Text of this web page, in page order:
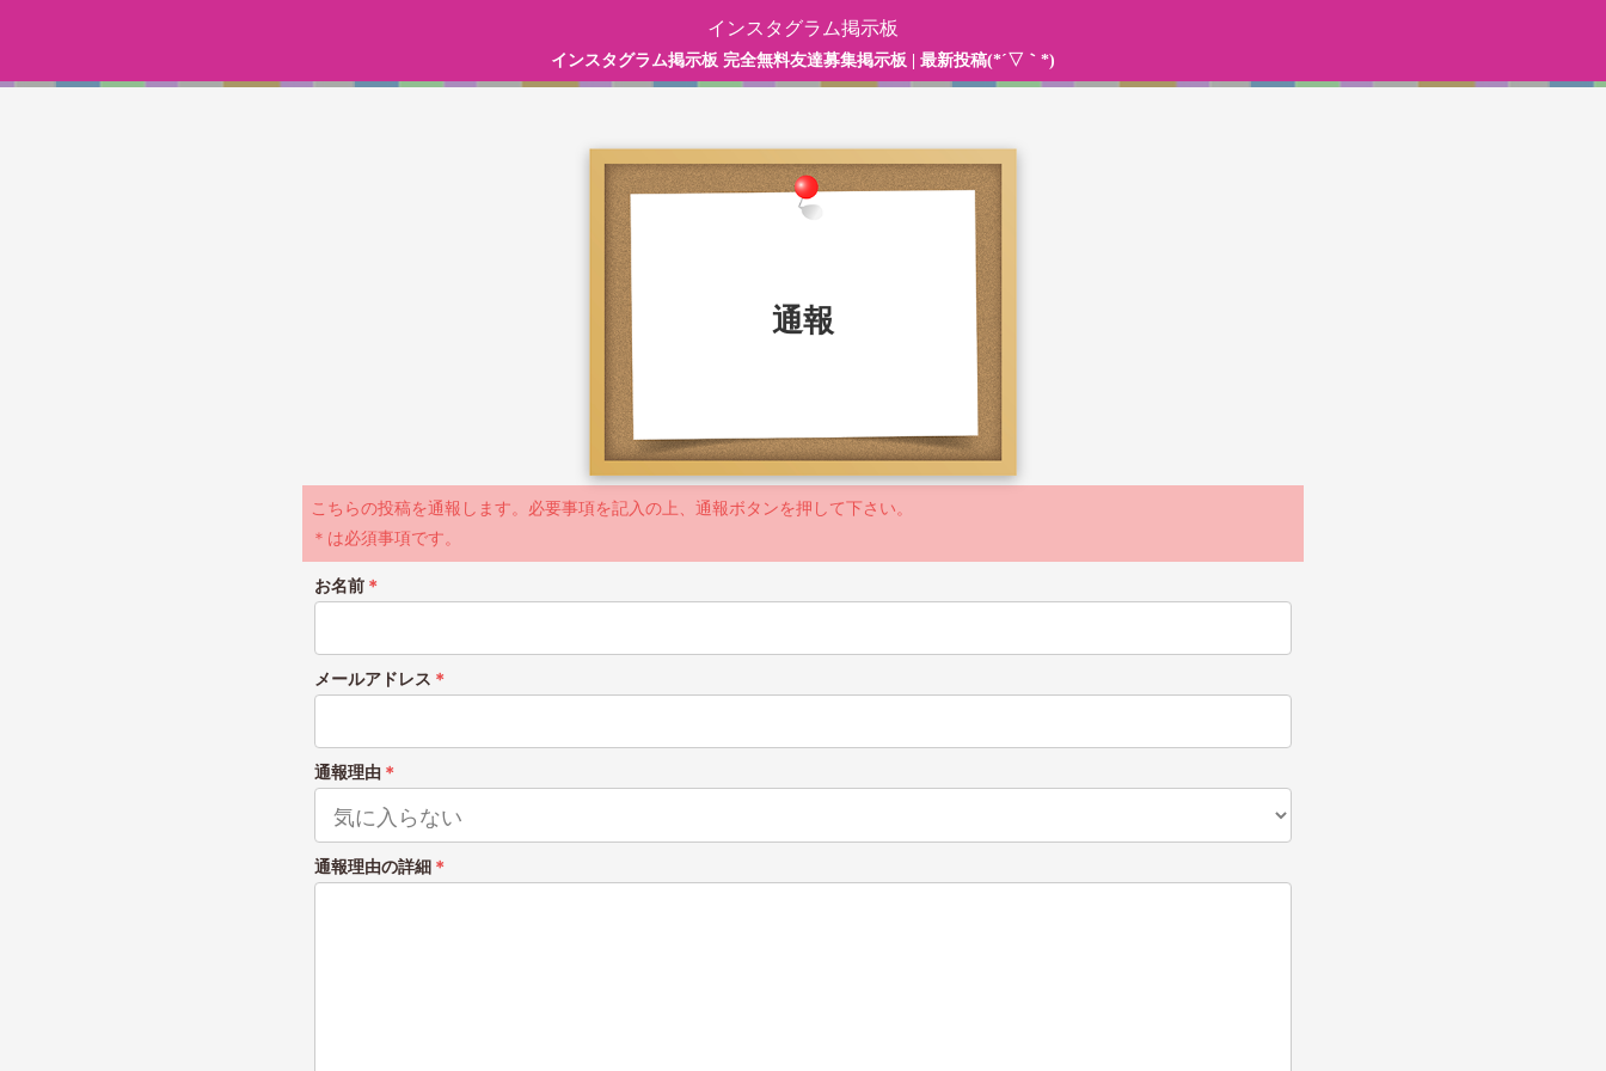
インスタグラム掲示板
インスタグラム掲示板 完全無料友達募集掲示板 | 最新投稿(*´▽｀*)
通報
こちらの投稿を通報します。必要事項を記入の上、通報ボタンを押して下さい。
＊は必須事項です。
お名前 ＊
メールアドレス ＊
通報理由 ＊
通報理由の詳細 ＊